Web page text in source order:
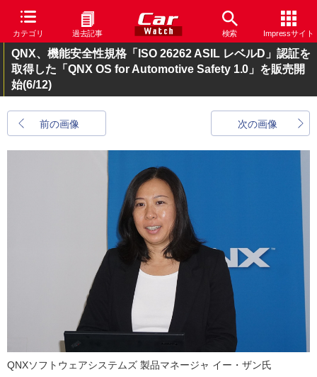
カテゴリ 過去記事 検索 Impressサイト
QNX、機能安全性規格「ISO 26262 ASIL レベルD」認証を
取得した「QNX OS for Automotive Safety 1.0」を販売開
始(6/12)
前の画像 次の画像
QNXソフトウェアシステムズ 製品マネージャ イー・ザン氏